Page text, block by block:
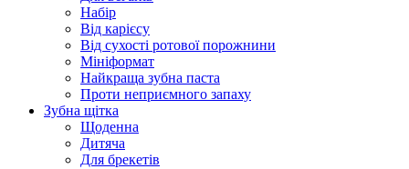
Набір
Від карієсу
Від сухості ротової порожнини
Мініформат
Найкраща зубна паста
Проти неприємного запаху
Зубна щітка
Щоденна
Дитяча
Для брекетів